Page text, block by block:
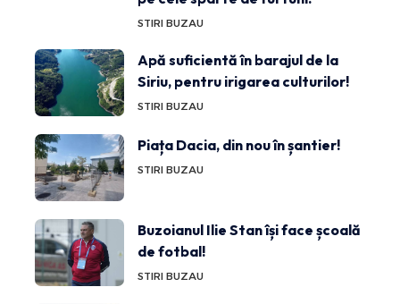
STIRI BUZAU
Apă suficientă în barajul de la
Siriu, pentru irigarea culturilor!
STIRI BUZAU
Piața Dacia, din nou în șantier!
STIRI BUZAU
Buzoianul Ilie Stan își face școală
de fotbal!
STIRI BUZAU